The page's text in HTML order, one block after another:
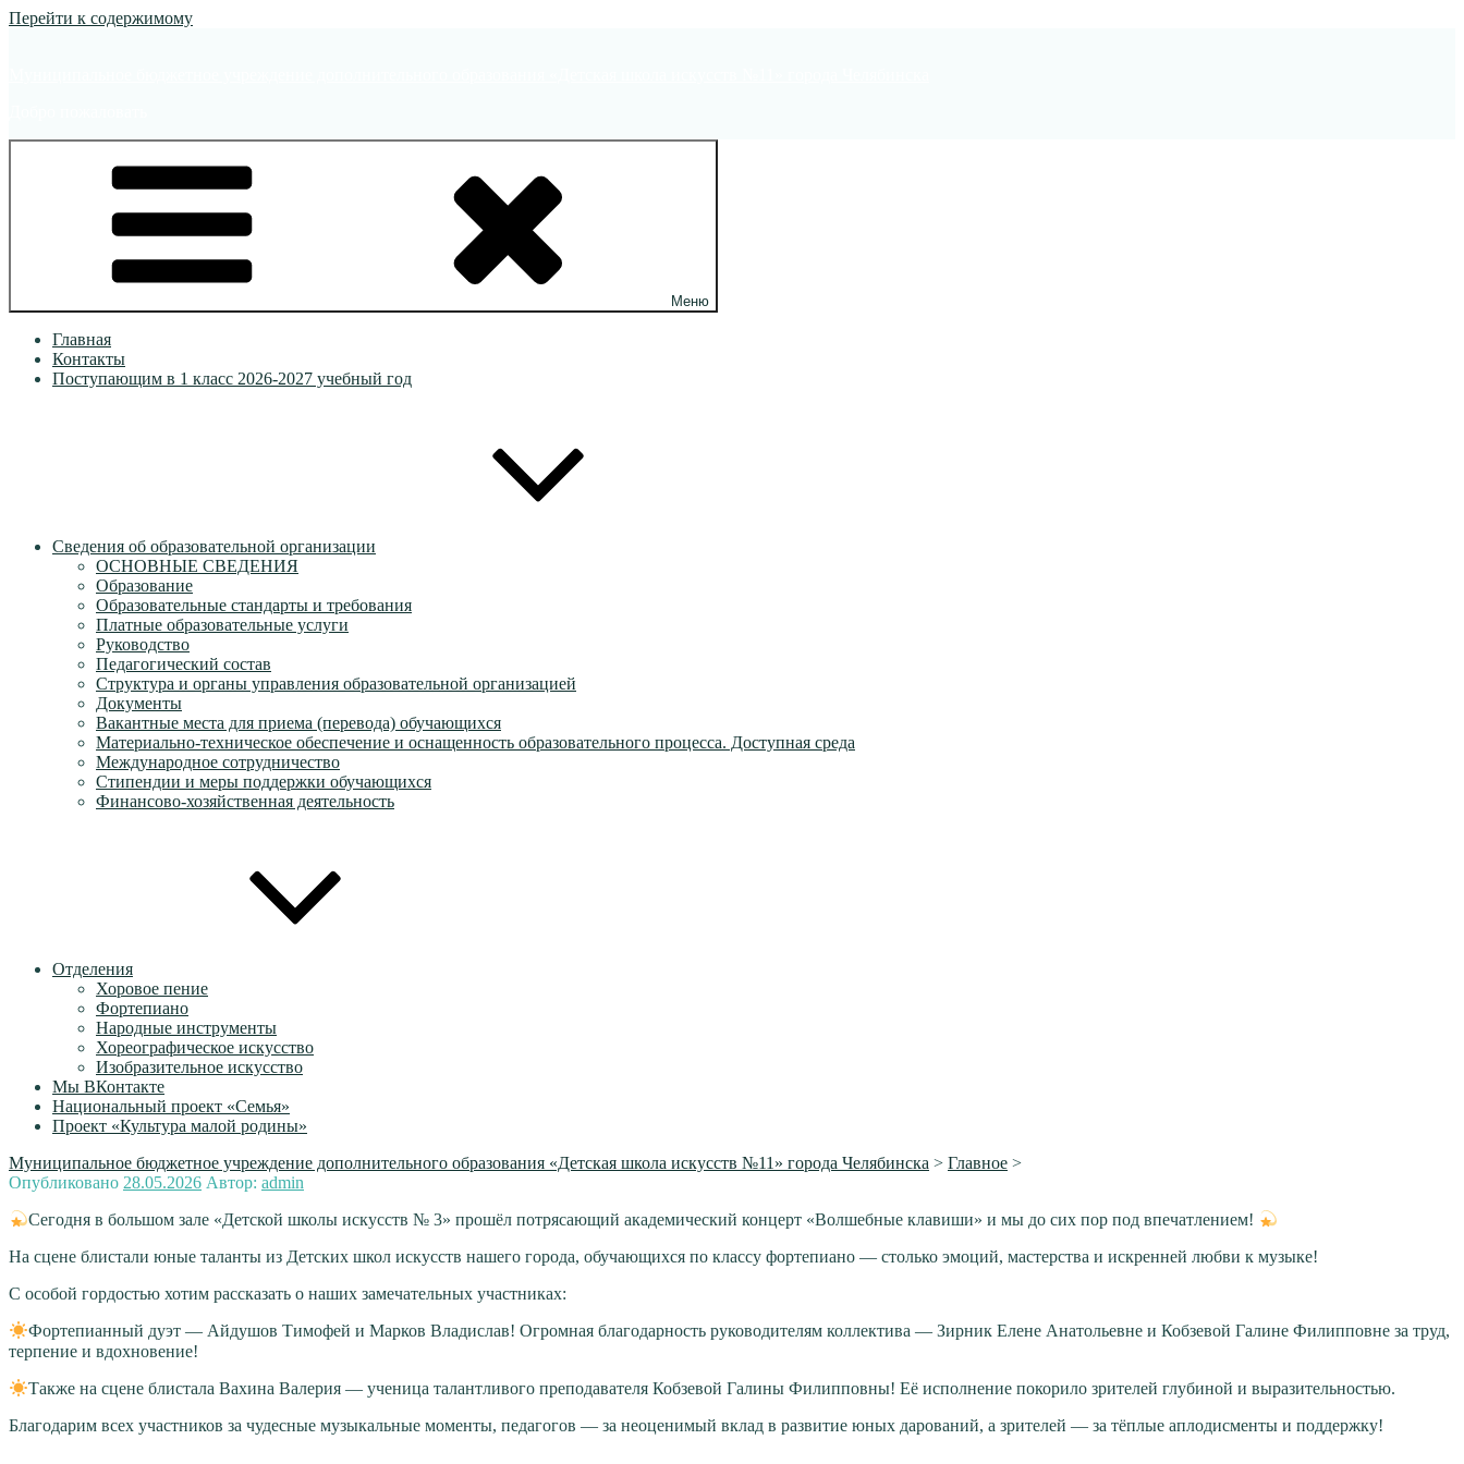
Перейти к содержимому
Меню
Главная
Контакты
Поступающим в 1 класс 2026-2027 учебный год
Сведения об образовательной организации
ОСНОВНЫЕ СВЕДЕНИЯ
Образование
Образовательные стандарты и требования
Платные образовательные услуги
Руководство
Педагогический состав
Структура и органы управления образовательной организацией
Документы
Вакантные места для приема (перевода) обучающихся
Материально-техническое обеспечение и оснащенность образовательного процесса. Доступная среда
Международное сотрудничество
Стипендии и меры поддержки обучающихся
Финансово-хозяйственная деятельность
Отделения
Хоровое пение
Фортепиано
Народные инструменты
Хореографическое искусство
Изобразительное искусство
Мы ВКонтакте
Национальный проект «Семья»
Проект «Культура малой родины»
Муниципальное бюджетное учреждение дополнительного образования «Детская школа искусств №11» города Челябинска > Главное >
Опубликовано 28.05.2026 Автор: admin
Сегодня в большом зале «Детской школы искусств № 3» прошёл потрясающий академический концерт «Волшебные клавиши» и мы до сих пор под впечатлением!
На сцене блистали юные таланты из Детских школ искусств нашего города, обучающихся по классу фортепиано — столько эмоций, мастерства и искренней любви к музыке!
С особой гордостью хотим рассказать о наших замечательных участниках:
Фортепианный дуэт — Айдушов Тимофей и Марков Владислав! Огромная благодарность руководителям коллектива — Зирник Елене Анатольевне и Кобзевой Галине Филипповне за труд,
терпение и вдохновение!
Также на сцене блистала Вахина Валерия — ученица талантливого преподавателя Кобзевой Галины Филипповны! Её исполнение покорило зрителей глубиной и выразительностью.
Благодарим всех участников за чудесные музыкальные моменты, педагогов — за неоценимый вклад в развитие юных дарований, а зрителей — за тёплые аплодисменты и поддержку!